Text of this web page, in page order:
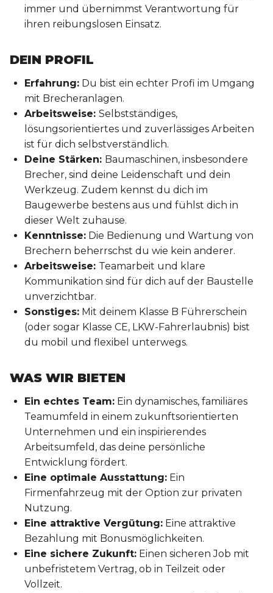
immer und übernimmst Verantwortung für
ihren reibungslosen Einsatz.
DEIN PROFIL
Erfahrung: Du bist ein echter Profi im Umgang
mit Brecheranlagen.
Arbeitsweise: Selbstständiges,
lösungsorientiertes und zuverlässiges Arbeiten
ist für dich selbstverständlich.
Deine Stärken: Baumaschinen, insbesondere
Brecher, sind deine Leidenschaft und dein
Werkzeug. Zudem kennst du dich im
Baugewerbe bestens aus und fühlst dich in
dieser Welt zuhause.
Kenntnisse: Die Bedienung und Wartung von
Brechern beherrschst du wie kein anderer.
Arbeitsweise: Teamarbeit und klare
Kommunikation sind für dich auf der Baustelle
unverzichtbar.
Sonstiges: Mit deinem Klasse B Führerschein
(oder sogar Klasse CE, LKW-Fahrerlaubnis) bist
du mobil und flexibel unterwegs.
WAS WIR BIETEN
Ein echtes Team: Ein dynamisches, familiäres
Teamumfeld in einem zukunftsorientierten
Unternehmen und ein inspirierendes
Arbeitsumfeld, das deine persönliche
Entwicklung fördert.
Eine optimale Ausstattung: Ein
Firmenfahrzeug mit der Option zur privaten
Nutzung.
Eine attraktive Vergütung: Eine attraktive
Bezahlung mit Bonusmöglichkeiten.
Eine sichere Zukunft: Einen sicheren Job mit
unbefristetem Vertrag, ob in Teilzeit oder
Vollzeit.